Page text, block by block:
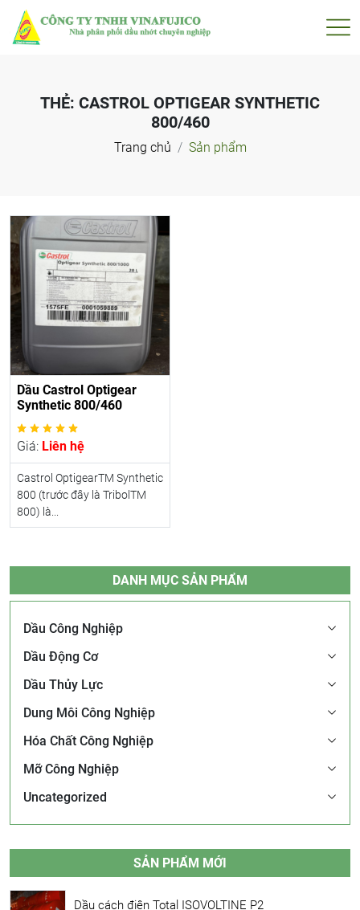
THẺ: CASTROL OPTIGEAR SYNTHETIC
800/460
Trang chủ Sản phẩm
Dầu Castrol Optigear
Synthetic 800/460
Giá: Liên hệ
Castrol OptigearTM Synthetic
800 (trước đây là TribolTM
800) là...
DANH MỤC SẢN PHẨM
Dầu Công Nghiệp
Dầu Động Cơ
Dầu Thủy Lực
Dung Môi Công Nghiệp
Hóa Chất Công Nghiệp
Mỡ Công Nghiệp
Uncategorized
SẢN PHẨM MỚI
Dầu cách điện Total ISOVOLTINE P2